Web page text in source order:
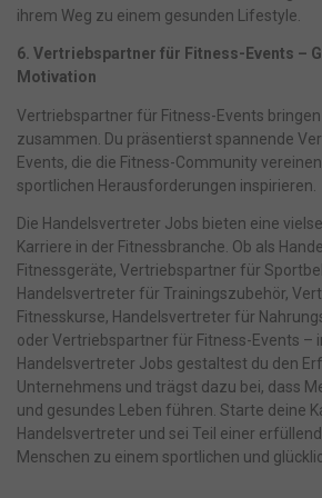
ihrem Weg zu einem gesunden Lifestyle.
6. Vertriebspartner für Fitness-Events –
Motivation
Vertriebspartner für Fitness-Events
zusammen. Du präsentierst spannende
Events, die die Fitness-Community
sportlichen Herausforderungen inspirieren.
Die Handelsvertreter Jobs bieten eine
Karriere in der Fitnessbranche. Ob als
Fitnessgeräte, Vertriebspartner für
Handelsvertreter für Trainingszubehör,
Fitnesskurse, Handelsvertreter für
oder Vertriebspartner für Fitness-Events –
Handelsvertreter Jobs gestaltest du den
Unternehmens und trägst dazu bei, dass
und gesundes Leben führen. Starte deine
Handelsvertreter und sei Teil einer
Menschen zu einem sportlichen und
Zurück
Datenschutzeinstellungen
Essenziell (1)
für die einwandfreie Funktion der Website
Cookie-Informationen
Marketing (1)
Marketing-Cookies werden von Drittanbietern
verwendet, um personalisierte Werbung
sie Besucher über Websites hinweg verfolgen.
Cookie-Informationen
powered by Borlabs Cookie